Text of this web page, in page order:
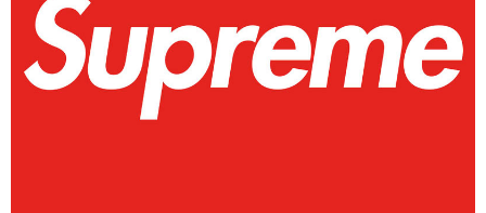
順豐快遞宅配
每筆NT$150，滿NT$6,000(含以上)免運費
付款後門市自取